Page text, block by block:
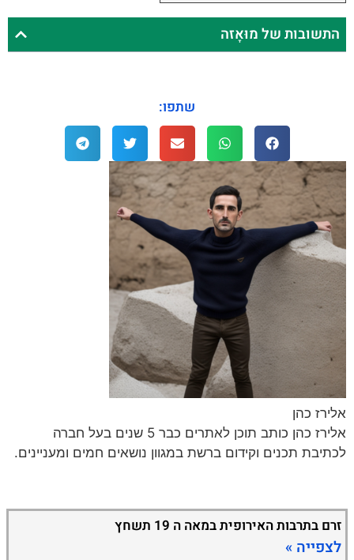
התשובות של מוּאָזה
שתפו:
אלירז כהן
אלירז כהן כותב תוכן לאתרים כבר 5 שנים בעל חברה
לכתיבת תכנים וקידום ברשת במגוון נושאים חמים ומעניינים.
זרם בתרבות האירופית במאה ה 19 תשחץ
לצפייה »